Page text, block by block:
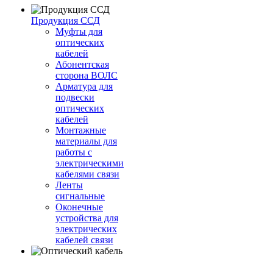
Продукция ССД
Муфты для
оптических
кабелей
Абонентская
сторона ВОЛС
Арматура для
подвески
оптических
кабелей
Монтажные
материалы для
работы с
электрическими
кабелями связи
Ленты
сигнальные
Оконечные
устройства для
электрических
кабелей связи